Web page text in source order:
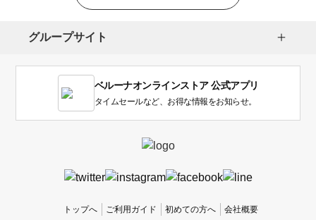
い
グループサイト
ベルーナオンラインストア 公式アプリ
タイムセールなど、お得な情報をお知らせ。
トップへ ご利用ガイド 初めての方へ
会社概要